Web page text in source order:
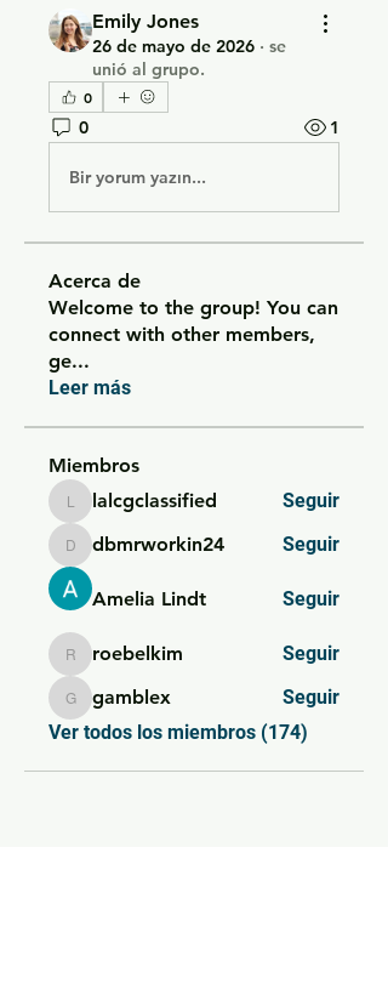
Emily Jones
26 de mayo de 2026 · se
unió al grupo.
0
0 1
Bir yorum yazın...
Acerca de
Welcome to the group! You can
connect with other members,
ge...
Leer más
Miembros
lalcgclassified
lalcgclassified Seguir
dbmrworkin24
dbmrworkin24 Seguir
Amelia Lindt Seguir
roebelkim
roebelkim Seguir
gamblex
gamblex
Seguir
Ver todos los miembros (174)